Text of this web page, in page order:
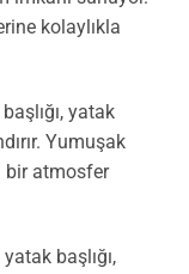
kolaylıkla
yatak
Yumuşak
bir atmosfer
başlığı,